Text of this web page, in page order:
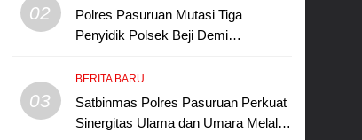
02
Polres Pasuruan Mutasi Tiga
Penyidik Polsek Beji Demi
Penyidikan
03
BERITA BARU
Satbinmas Polres Pasuruan Perkuat
Sinergitas Ulama dan Umara Melalui